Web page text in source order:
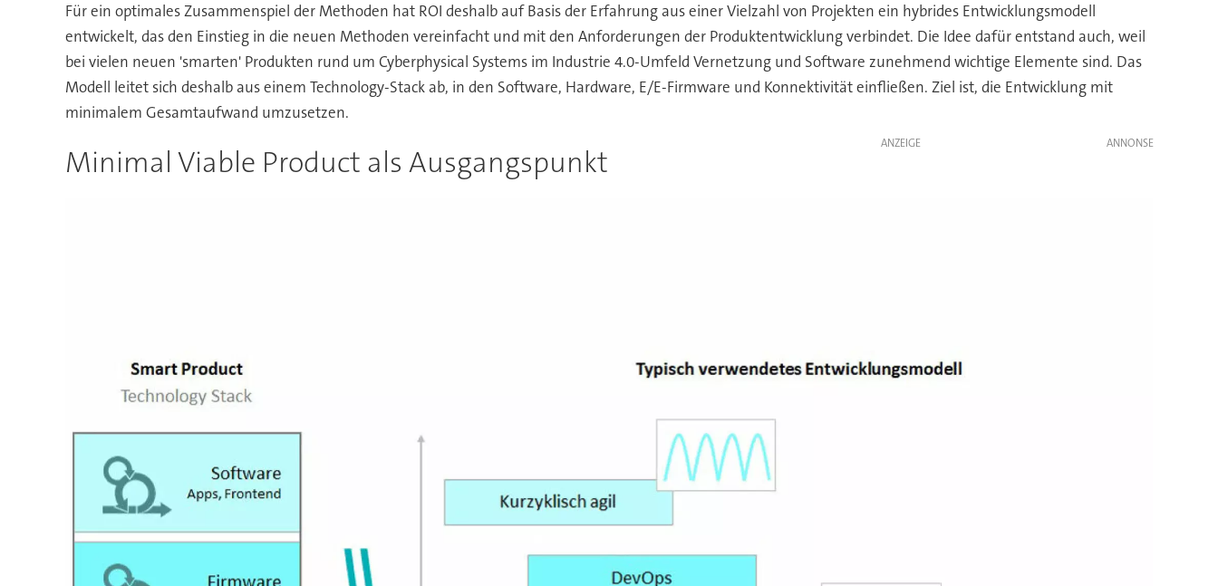
Für ein optimales Zusammenspiel der Methoden hat ROI deshalb auf Basis der Erfahrung aus einer Vielzahl von Projekten ein hybrides Entwicklungsmodell
entwickelt, das den Einstieg in die neuen Methoden vereinfacht und mit den Anforderungen der Produktentwicklung verbindet. Die Idee dafür entstand auch, weil
bei vielen neuen 'smarten' Produkten rund um Cyberphysical Systems im Industrie 4.0-Umfeld Vernetzung und Software zunehmend wichtige Elemente sind. Das
Modell leitet sich deshalb aus einem Technology-Stack ab, in den Software, Hardware, E/E-Firmware und Konnektivität einfließen. Ziel ist, die Entwicklung mit
minimalem Gesamtaufwand umzusetzen.
ANZEIGE
Minimal Viable Product als Ausgangspunkt